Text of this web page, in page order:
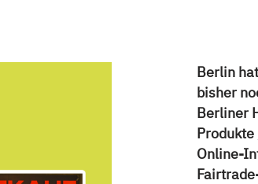
Berlin
bisher
Berliner
Online-